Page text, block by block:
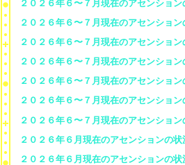
２０２６年６〜７月現在のアセンショ
２０２６年６〜７月現在のアセンショ
２０２６年６〜７月現在のアセンショ
２０２６年６〜７月現在のアセンショ
２０２６年６〜７月現在のアセンショ
２０２６年６〜７月現在のアセンショ
２０２６年６〜７月現在のアセンショ
２０２６年６月現在のアセンションの
２０２６年６月現在のアセンションの